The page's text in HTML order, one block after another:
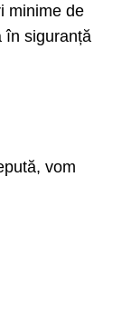
minime de
în siguranță
vom